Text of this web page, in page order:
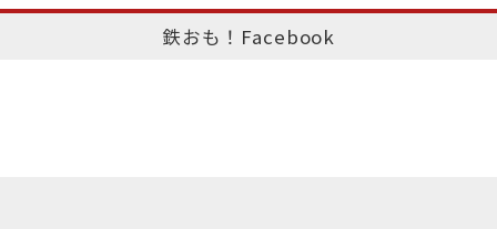
鉄おも！Facebook